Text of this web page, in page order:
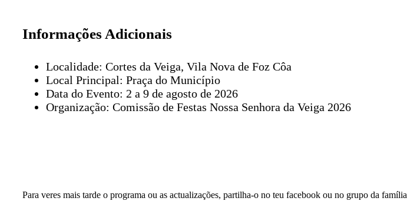
Informações Adicionais
Localidade: Cortes da Veiga, Vila Nova de Foz Côa
Local Principal: Praça do Município
Data do Evento: 2 a 9 de agosto de 2026
Organização: Comissão de Festas Nossa Senhora da Veiga 2026
Para veres mais tarde o programa ou as actualizações, partilha-o no teu facebook ou no grupo da família